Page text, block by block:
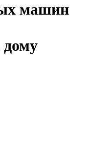
машин
дому